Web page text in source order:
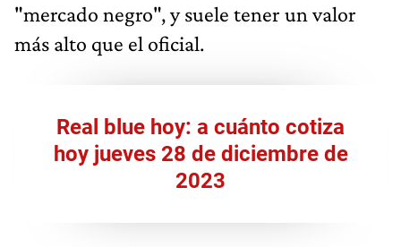
"mercado negro", y suele tener un valor
más alto que el oficial.
Real blue hoy: a cuánto cotiza
hoy jueves 28 de diciembre de
2023